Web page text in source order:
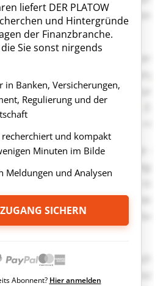
liefert DER PLATOW
und Hintergründe
der Finanzbranche.
Sie sonst nirgends
in Banken, Versicherungen,
Regulierung und der
recherchiert und kompakt
Minuten im Bilde
Meldungen und Analysen
ZUGANG SICHERN
Abonnent? Hier anmelden